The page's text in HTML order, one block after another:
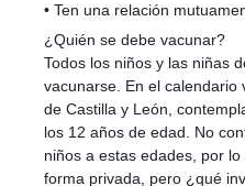
• Ten una relación
¿Quién se debe vacunar?
Todos los niños y las niñas
vacunarse. En el calendario
de Castilla y León,
los 12 años de edad. No
niños a estas edades, por
forma privada, pero ¿qué